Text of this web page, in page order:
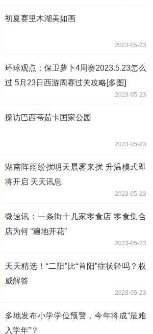
初夏赛里木湖美如画
2023-05-23
环球观点：保卫萝卜4周赛2023.5.23怎么
过 5月23日西游周赛过关攻略[多图]
2023-05-23
探访巴西蒂茹卡国家公园
2023-05-23
湖南阵雨纷扰明天晨雾来扰 升温模式即
将开启 天天讯息
2023-05-23
微速讯：一条街十几家零食店 零食集合
店为何 “遍地开花”
2023-05-23
天天精选！“二阳”比“首阳”症状轻吗？权
威解答
2023-05-23
多地发布小学学位预警，今年将成“最难
入学年”？